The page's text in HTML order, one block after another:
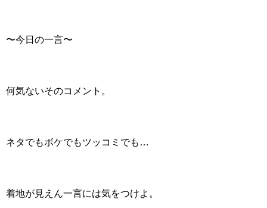
〜今日の一言〜
何気ないそのコメント。
ネタでもボケでもツッコミでも…
着地が見えん一言には気をつけよ。